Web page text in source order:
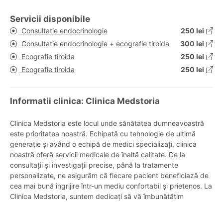
Servicii disponibile
Consultatie endocrinologie
250 lei
Consultatie endocrinologie + ecografie tiroida
300 lei
Ecografie tiroida
250 lei
Ecografie tiroida
250 lei
Informatii clinica: Clinica Medstoria
Clinica Medstoria este locul unde sănătatea dumneavoastră
este prioritatea noastră. Echipată cu tehnologie de ultimă
generație și având o echipă de medici specializați, clinica
noastră oferă servicii medicale de înaltă calitate. De la
consultații și investigații precise, până la tratamente
personalizate, ne asigurăm că fiecare pacient beneficiază de
cea mai bună îngrijire într-un mediu confortabil și prietenos. La
Clinica Medstoria, suntem dedicați să vă îmbunătățim